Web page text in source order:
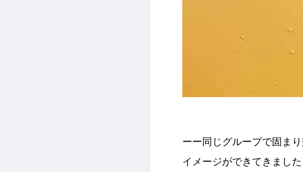
ーー同じグループで固ま
イメージができてきました